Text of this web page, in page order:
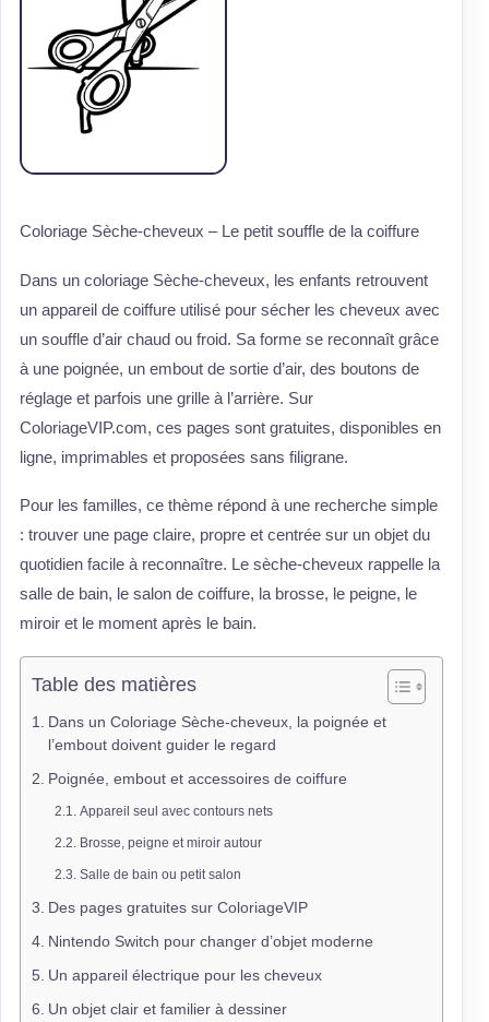
Coloriage Sèche-cheveux – Le petit souffle de la coiffure
Dans un coloriage Sèche-cheveux, les enfants retrouvent
un appareil de coiffure utilisé pour sécher les cheveux avec
un souffle d’air chaud ou froid. Sa forme se reconnaît grâce
à une poignée, un embout de sortie d’air, des boutons de
réglage et parfois une grille à l’arrière. Sur
ColoriageVIP.com, ces pages sont gratuites, disponibles en
ligne, imprimables et proposées sans filigrane.
Pour les familles, ce thème répond à une recherche simple
: trouver une page claire, propre et centrée sur un objet du
quotidien facile à reconnaître. Le sèche-cheveux rappelle la
salle de bain, le salon de coiffure, la brosse, le peigne, le
miroir et le moment après le bain.
Table des matières
Dans un Coloriage Sèche-cheveux, la poignée et
l’embout doivent guider le regard
Poignée, embout et accessoires de coiffure
Appareil seul avec contours nets
Brosse, peigne et miroir autour
Salle de bain ou petit salon
Des pages gratuites sur ColoriageVIP
Nintendo Switch pour changer d’objet moderne
Un appareil électrique pour les cheveux
Un objet clair et familier à dessiner